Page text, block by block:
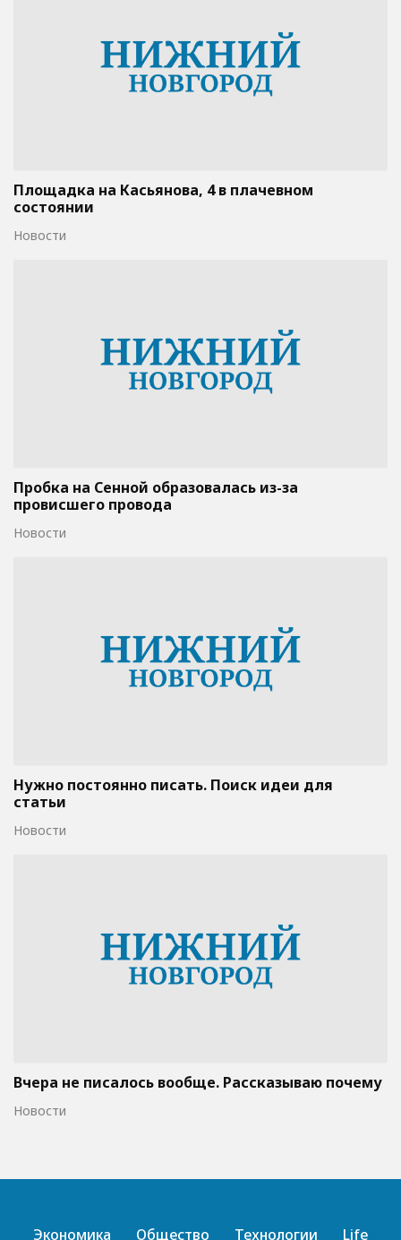
Площадка на Касьянова, 4 в плачевном
состоянии
Новости
Пробка на Сенной образовалась из-за
провисшего провода
Новости
Нужно постоянно писать. Поиск идеи для
статьи
Новости
Вчера не писалось вообще. Рассказываю почему
Новости
Экономика Общество Технологии Life